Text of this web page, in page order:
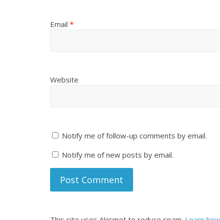
Email *
Website
Notify me of follow-up comments by email.
Notify me of new posts by email.